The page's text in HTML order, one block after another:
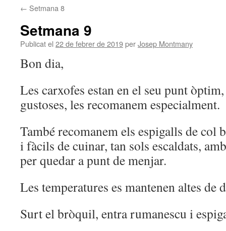
← Setmana 8
Setmana 9
Publicat el 22 de febrer de 2019perJosep Montmany
Bon dia,
Les carxofes estan en el seu punt
gustoses, les recomanem especialment.
També recomanem els espigalls de col
i fàcils de cuinar, tan sols escaldats,
per quedar a punt de menjar.
Les temperatures es mantenen altes de
Surt el bròquil, entra rumanescu i